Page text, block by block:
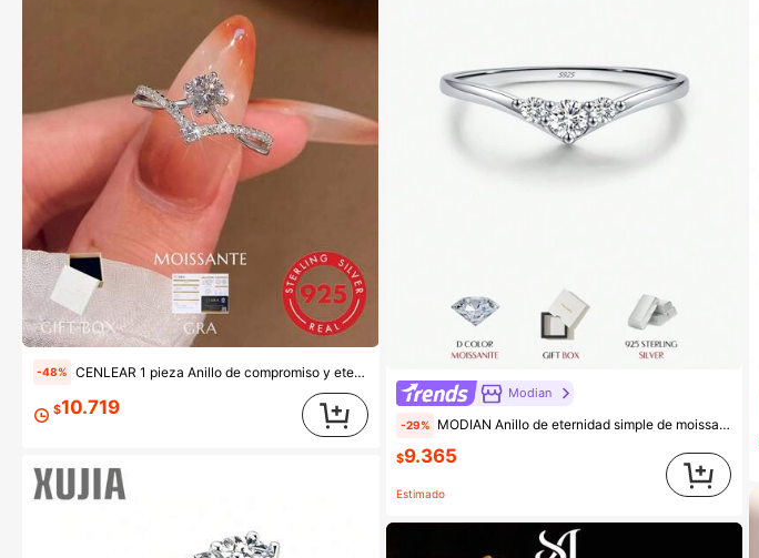
-48% CENLEAR 1 pieza Anillo de compromiso y eternidad de moissanita de plata de ley S925, aprobado por el probador de diamantes, joyería de promesa de boda, regalo para mujeres
$10.719
Modian
-29% MODIAN Anillo de eternidad simple de moissanita, de plata esterlina 925, con destellos, aro de boda fino y simple para mujer, joyería de lujo como regalo
$9.365
Estimado